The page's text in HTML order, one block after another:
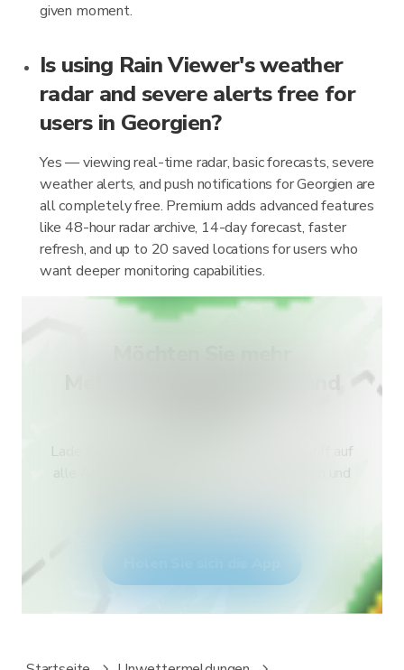
given moment.
Is using Rain Viewer's weather
radar and severe alerts free for
users in Georgien?
Yes — viewing real-time radar, basic forecasts, severe
weather alerts, and push notifications for Georgien are
all completely free. Premium adds advanced features
like 48-hour radar archive, 14-day forecast, faster
refresh, and up to 20 saved locations for users who
want deeper monitoring capabilities.
Lade RainViewer herunter und erhalte Zugriff auf
alle Arten von amtlichen Wetterwarnungen und